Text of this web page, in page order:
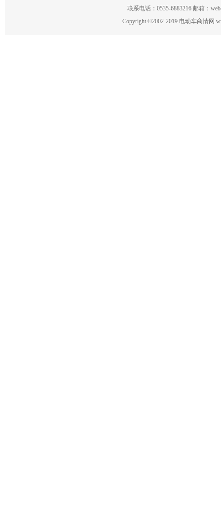
联系电话：0535-6883216 邮箱：
Copyright ©2002-2019 电动车商情网